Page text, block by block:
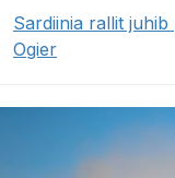
Sardiinia rallit
Ogier